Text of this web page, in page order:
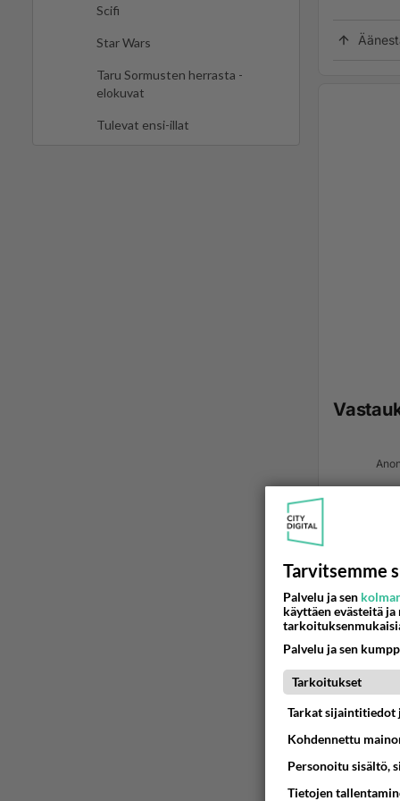
Scifi
Star Wars
Taru Sormusten herrasta -
elokuvat
Tulevat ensi-illat
Tarvitsemme
Palvelu ja sen
käyttäen evästeitä
Palvelu ja sen
Tarkoitukset
Tarkat sijaintitiedot
Kohdennettu
Personoitu sisältö,
Tietojen